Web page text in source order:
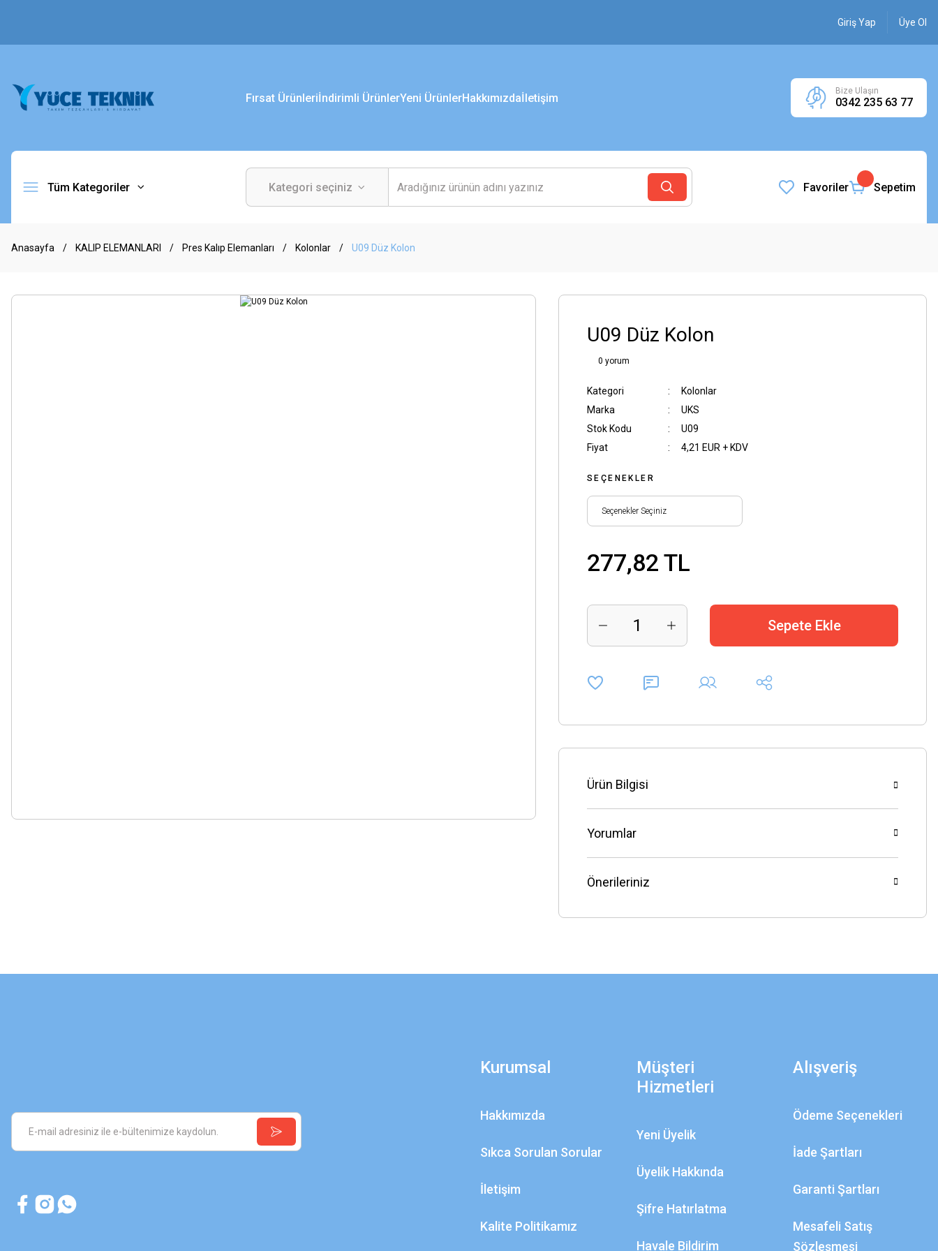
Giriş Yap Üye Ol
Fırsat Ürünleriİndirimli ÜrünlerYeni ÜrünlerHakkımızdaİletişim
Bize Ulaşın
0342 235 63 77
Tüm Kategoriler Favoriler Sepetim
Anasayfa KALIP ELEMANLARI Pres Kalıp Elemanları Kolonlar U09 Düz Kolon
U09 Düz Kolon
0 yorum
Kategori
Kolonlar
Marka
UKS
Stok Kodu
U09
Fiyat
4,21 EUR + KDV
SEÇENEKLER
277,82 TL
Sepete Ekle
Ürün Bilgisi
Yorumlar
Önerileriniz
Kurumsal
Hakkımızda
Sıkca Sorulan Sorular
İletişim
Kalite Politikamız
Müşteri
Hizmetleri
Yeni Üyelik
Üyelik Hakkında
Şifre Hatırlatma
Havale Bildirim
Alışveriş
Ödeme Seçenekleri
İade Şartları
Garanti Şartları
Mesafeli Satış
Sözleşmesi